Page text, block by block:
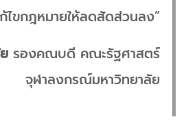
ไขกฎหมายให้ลดสัดส่วนลง”
รองคณบดี คณะรัฐศาสตร์
จุฬาลงกรณ์มหาวิทยาลัย